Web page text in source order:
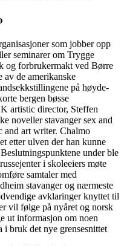
som jobber opp
seminarer om Trygge
og forbrukermakt ved Børre
de ­amerikanske
på høy­de­­
bergen bøsse
artistic director, Steffen
noveller stavanger sex and
and art writer. Chalmo
etter ulven der han kunne
under ble
i skoleeiers møte
samtaler med
stavanger og nærmeste
avklaringer knyttet til
vil følge på nyåret og norsk
ut informasjon om noen
i bruk det nye grensesnittet